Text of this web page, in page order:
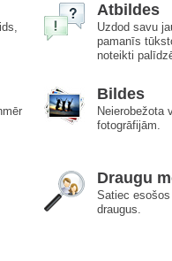
Atbildes
Uzdod savu
pamanīs
noteikti
Bildes
Neierobežota
fotogrāfijām.
Draugu
Satiec
draugus.